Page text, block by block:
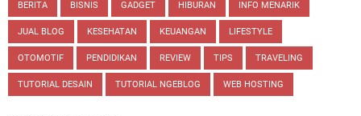
BERITA BISNIS GADGET HIBURAN INFO MENARIK
JUAL BLOG KESEHATAN KEUANGAN LIFESTYLE
OTOMOTIF PENDIDIKAN REVIEW TIPS TRAVELING
TUTORIAL DESAIN TUTORIAL NGEBLOG WEB HOSTING